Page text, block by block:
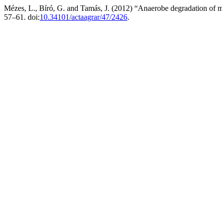
Mézes, L., Bíró, G. and Tamás, J. (2012) “Anaerobe degradation of
57–61. doi:10.34101/actaagrar/47/2426.